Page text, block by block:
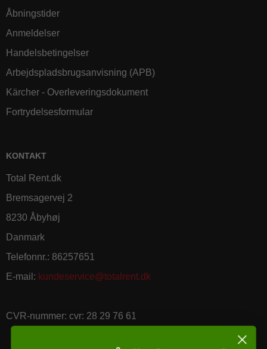
Åbningstider
Anmeldelser
Handelsbetingelser
Arbejdspladsbrugsanvisning (APB)
Kärcher - Overleveringsdokument
Fortrydelsesformular
KONTAKT
Total Rent.dk
Bremsagervej 2
8230 Åbyhøj
Danmark
Telefonnr.: 86257651
E-mail : kundeservice@totalrent.dk
CVR-nummer: cvr: 28 29 76 61